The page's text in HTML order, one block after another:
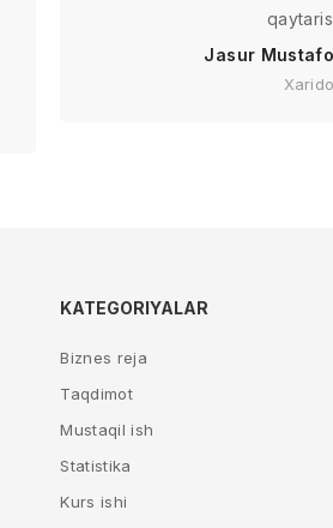
Jasur
KATEGORIYALAR
Biznes reja
Taqdimot
Mustaqil ish
Statistika
Kurs ishi